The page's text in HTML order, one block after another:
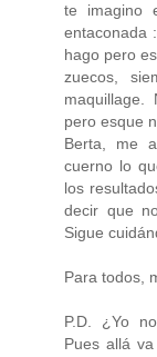
te imagino
entaconada
hago pero
zuecos,
pero esque
Berta, me
cuerno lo
los
decir que
Sigue
Para todos,
P.D. ¿Yo
Pues allá